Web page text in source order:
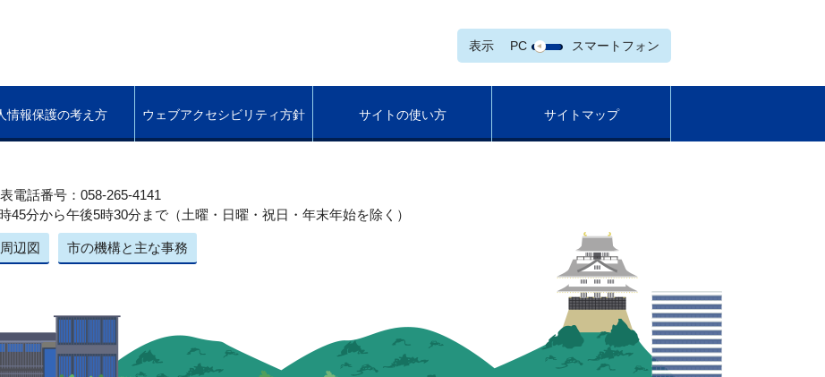
表示 PC スマートフォン
情報保護の考え方 ウェブアクセシビリティ方針 サイトの使い方 サイトマップ
電話番号：058-265-4141
分から午後5時30分まで（土曜・日曜・祝日・年末年始を除く）
辺図 市の機構と主な事務